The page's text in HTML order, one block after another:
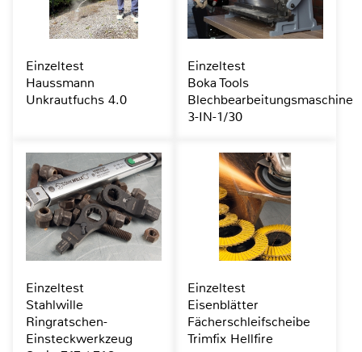
Einzeltest
Haussmann
Unkrautfuchs 4.0
Einzeltest
Boka Tools
Blechbearbeitungsmaschine
3-IN-1/30
Einzeltest
Stahlwille
Ringratschen-
Einsteckwerkzeug
Einzeltest
Eisenblätter
Fächerschleifscheibe
Trimfix Hellfire